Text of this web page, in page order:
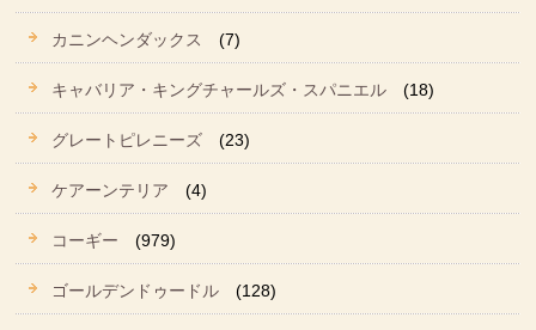
カニンヘンダックス (7)
キャバリア・キングチャールズ・スパニエル (18)
グレートピレニーズ (23)
ケアーンテリア (4)
コーギー (979)
ゴールデンドゥードル (128)